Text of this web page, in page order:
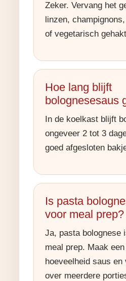
Zeker. Vervang het
linzen,
of vegetarisch
Hoe lang blijft
bolognesesaus
In de koelkast blijft
ongeveer 2 tot 3
goed afgesloten
Is pasta
voor meal prep?
Ja, pasta bolognese
meal prep. Maak
hoeveelheid saus en
over meerdere